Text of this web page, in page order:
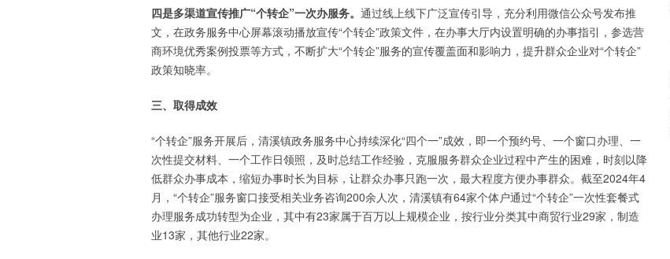
四是多渠道宣传推广“个转企”一次办服务。 通过线上线下广泛宣传引导，充分利用微信公众号发布推
文，在政务服务中心屏幕滚动播放宣传“个转企”政策文件，在办事大厅内设置明确的办事指引，参选营
商环境优秀案例投票等方式，不断扩大“个转企”服务的宣传覆盖面和影响力，提升群众企业对“个转企”
政策知晓率。
三、取得成效
“个转企”服务开展后，清溪镇政务服务中心持续深化“四个一”成效，即一个预约号、一个窗口办理、一
次性提交材料、一个工作日领照，及时总结工作经验，克服服务群众企业过程中产生的困难，时刻以降
低群众办事成本，缩短办事时长为目标，让群众办事只跑一次，最大程度方便办事群众。截至2024年4
月，“个转企”服务窗口接受相关业务咨询200余人次，清溪镇有64家个体户通过“个转企”一次性套餐式
办理服务成功转型为企业，其中有23家属于百万以上规模企业，按行业分类其中商贸行业29家，制造
业13家，其他行业22家。